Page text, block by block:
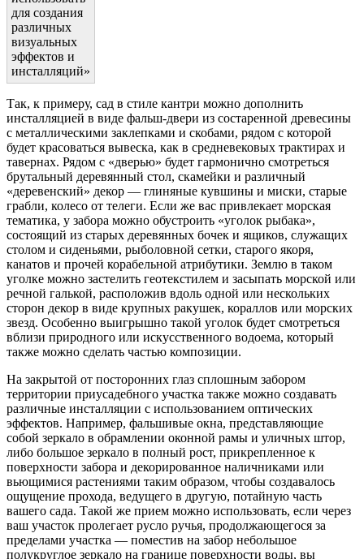
для создания
различных
визуальных
эффектов и
инсталляций»
Так, к примеру, сад в стиле кантри можно дополнить
инсталляцией в виде фальш-двери из состаренной древесины
с металлическими заклепками и скобами, рядом с которой
будет красоваться вывеска, как в средневековых трактирах и
тавернах. Рядом с «дверью» будет гармонично смотреться
брутальный деревянный стол, скамейки и различный
«деревенский» декор — глиняные кувшины и миски, старые
грабли, колесо от телеги. Если же вас привлекает морская
тематика, у забора можно обустроить «уголок рыбака»,
состоящий из старых деревянных бочек и ящиков, служащих
столом и сиденьями, рыболовной сетки, старого якоря,
канатов и прочей корабельной атрибутики. Землю в таком
уголке можно застелить геотекстилем и засыпать морской или
речной галькой, расположив вдоль одной или нескольких
сторон декор в виде крупных ракушек, кораллов или морских
звезд. Особенно выигрышно такой уголок будет смотреться
вблизи природного или искусственного водоема, который
также можно сделать частью композиции.
На закрытой от посторонних глаз сплошным забором
территории приусадебного участка также можно создавать
различные инсталляции с использованием оптических
эффектов. Например, фальшивые окна, представляющие
собой зеркало в обрамлении оконной рамы и уличных штор,
либо большое зеркало в полный рост, прикрепленное к
поверхности забора и декорированное наличниками или
вьющимися растениями таким образом, чтобы создавалось
ощущение прохода, ведущего в другую, потайную часть
вашего сада. Такой же прием можно использовать, если через
ваш участок пролегает русло ручья, продолжающегося за
пределами участка — поместив на забор небольшое
полукруглое зеркало на границе поверхности воды, вы